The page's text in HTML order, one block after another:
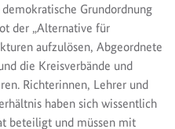
Grundordnung
der „Alternative für
aufzulösen, Abgeordnete
die Kreisverbände und
Richterinnen, Lehrer und
haben sich wissentlich
beteiligt und müssen mit